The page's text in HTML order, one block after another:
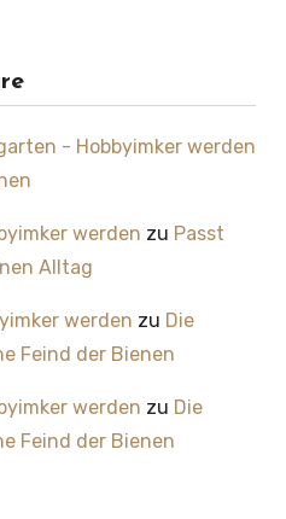
- Hobbyimker werden
werden zu Passt
Alltag
werden zu Die
Feind der Bienen
werden zu Die
Feind der Bienen